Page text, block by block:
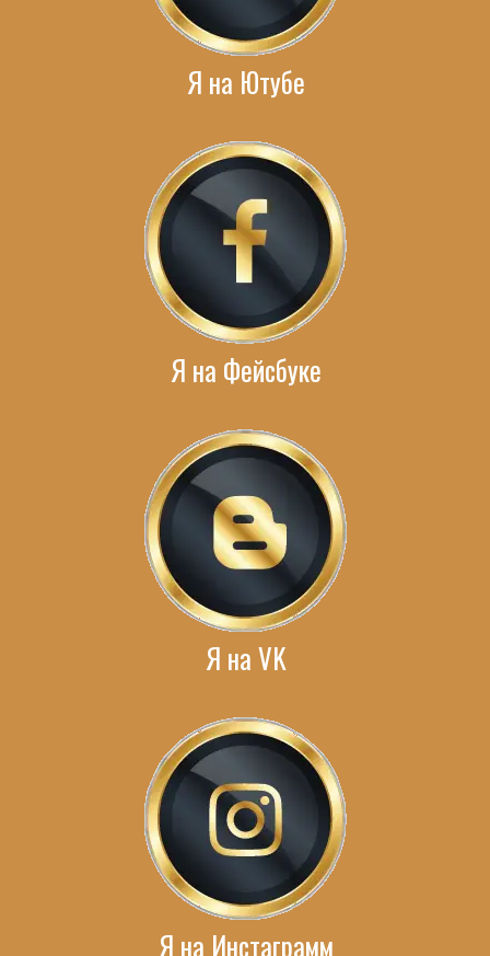
Я на Ютубе
Я на Фейсбуке
Я на VK
Я на Инстаграмм